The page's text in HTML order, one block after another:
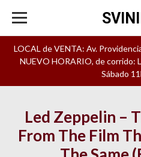
LOCAL de VENTA: Av.
NUEVO HORARIO, de corrido:
Sábado
Led Zeppelin –
From The Film